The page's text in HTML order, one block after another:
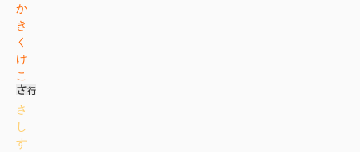
か
き
く
け
こ
さ
し
す